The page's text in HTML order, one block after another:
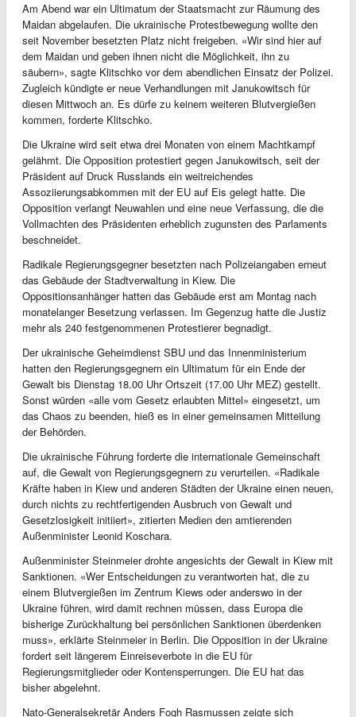
Am Abend war ein Ultimatum der Staatsmacht zur Räumung des
Maidan abgelaufen. Die ukrainische Protestbewegung wollte den
seit November besetzten Platz nicht freigeben. «Wir sind hier auf
dem Maidan und geben ihnen nicht die Möglichkeit, ihn zu
säubern», sagte Klitschko vor dem abendlichen Einsatz der Polizei.
Zugleich kündigte er neue Verhandlungen mit Janukowitsch für
diesen Mittwoch an. Es dürfe zu keinem weiteren Blutvergießen
kommen, forderte Klitschko.
Die Ukraine wird seit etwa drei Monaten von einem Machtkampf
gelähmt. Die Opposition protestiert gegen Janukowitsch, seit der
Präsident auf Druck Russlands ein weitreichendes
Assoziierungsabkommen mit der EU auf Eis gelegt hatte. Die
Opposition verlangt Neuwahlen und eine neue Verfassung, die die
Vollmachten des Präsidenten erheblich zugunsten des Parlaments
beschneidet.
Radikale Regierungsgegner besetzten nach Polizeiangaben erneut
das Gebäude der Stadtverwaltung in Kiew. Die
Oppositionsanhänger hatten das Gebäude erst am Montag nach
monatelanger Besetzung verlassen. Im Gegenzug hatte die Justiz
mehr als 240 festgenommenen Protestierer begnadigt.
Der ukrainische Geheimdienst SBU und das Innenministerium
hatten den Regierungsgegnern ein Ultimatum für ein Ende der
Gewalt bis Dienstag 18.00 Uhr Ortszeit (17.00 Uhr MEZ) gestellt.
Sonst würden «alle vom Gesetz erlaubten Mittel» eingesetzt, um
das Chaos zu beenden, hieß es in einer gemeinsamen Mitteilung
der Behörden.
Die ukrainische Führung forderte die internationale Gemeinschaft
auf, die Gewalt von Regierungsgegnern zu verurteilen. «Radikale
Kräfte haben in Kiew und anderen Städten der Ukraine einen neuen,
durch nichts zu rechtfertigenden Ausbruch von Gewalt und
Gesetzlosigkeit initiiert», zitierten Medien den amtierenden
Außenminister Leonid Koschara.
Außenminister Steinmeier drohte angesichts der Gewalt in Kiew mit
Sanktionen. «Wer Entscheidungen zu verantworten hat, die zu
einem Blutvergießen im Zentrum Kiews oder anderswo in der
Ukraine führen, wird damit rechnen müssen, dass Europa die
bisherige Zurückhaltung bei persönlichen Sanktionen überdenken
muss», erklärte Steinmeier in Berlin. Die Opposition in der Ukraine
fordert seit längerem Einreiseverbote in die EU für
Regierungsmitglieder oder Kontensperrungen. Die EU hat das
bisher abgelehnt.
Nato-Generalsekretär Anders Fogh Rasmussen zeigte sich